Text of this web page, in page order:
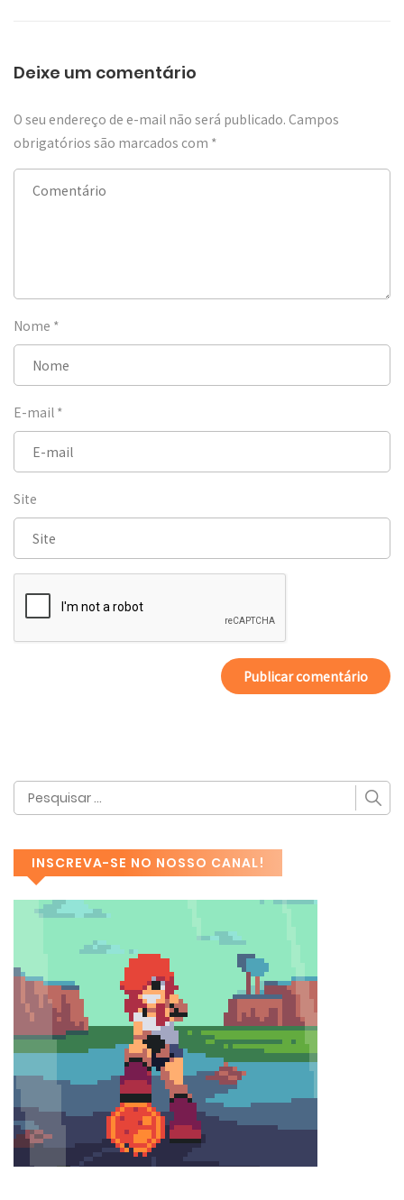
Deixe um comentário
O seu endereço de e-mail não será publicado. Campos
obrigatórios são marcados com *
Nome *
E-mail *
Site
INSCREVA-SE NO NOSSO CANAL!